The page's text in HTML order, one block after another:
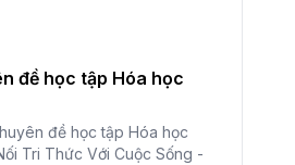
đề học tập Hóa học
đề học tập Hóa học
Tri Thức Với Cuộc Sống -